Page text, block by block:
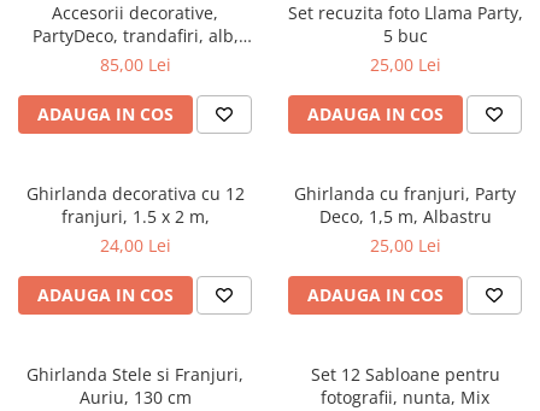
Accesorii decorative,
PartyDeco, trandafiri, alb,
9cm, set 24 buc.
85,00 Lei
ADAUGA IN COS
Set recuzita foto Llama Party,
5 buc
25,00 Lei
ADAUGA IN COS
Ghirlanda decorativa cu 12
franjuri, 1.5 x 2 m,
24,00 Lei
ADAUGA IN COS
Ghirlanda cu franjuri, Party
Deco, 1,5 m, Albastru
25,00 Lei
ADAUGA IN COS
Ghirlanda Stele si Franjuri,
Auriu, 130 cm
Set 12 Sabloane pentru
fotografii, nunta, Mix